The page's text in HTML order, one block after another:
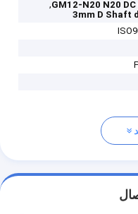
GM12-N20 N20
,
3mm D Shaft